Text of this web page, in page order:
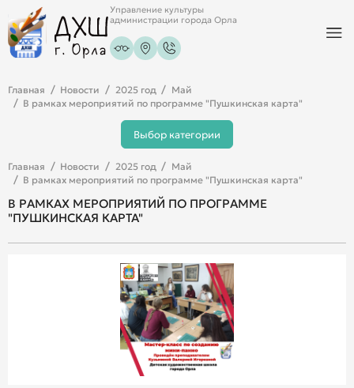
Управление культуры
администрации города Орла
Главная Новости 2025 год
Май
В рамках мероприятий по программе "Пушкинская карта"
Выбор категории
Главная Новости 2025 год
Май
В рамках мероприятий по программе "Пушкинская карта"
В РАМКАХ МЕРОПРИЯТИЙ ПО ПРОГРАММЕ
"ПУШКИНСКАЯ КАРТА"